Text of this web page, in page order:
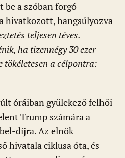
be a szóban forgó
hivatkozott, hangsúlyozva
teljesen téves.
ha tizennégy 30 ezer
tökéletesen a célpontra:
óráiban gyülekező felhői
Trump számára a
díjra. Az elnök
hivatala ciklusa óta, és